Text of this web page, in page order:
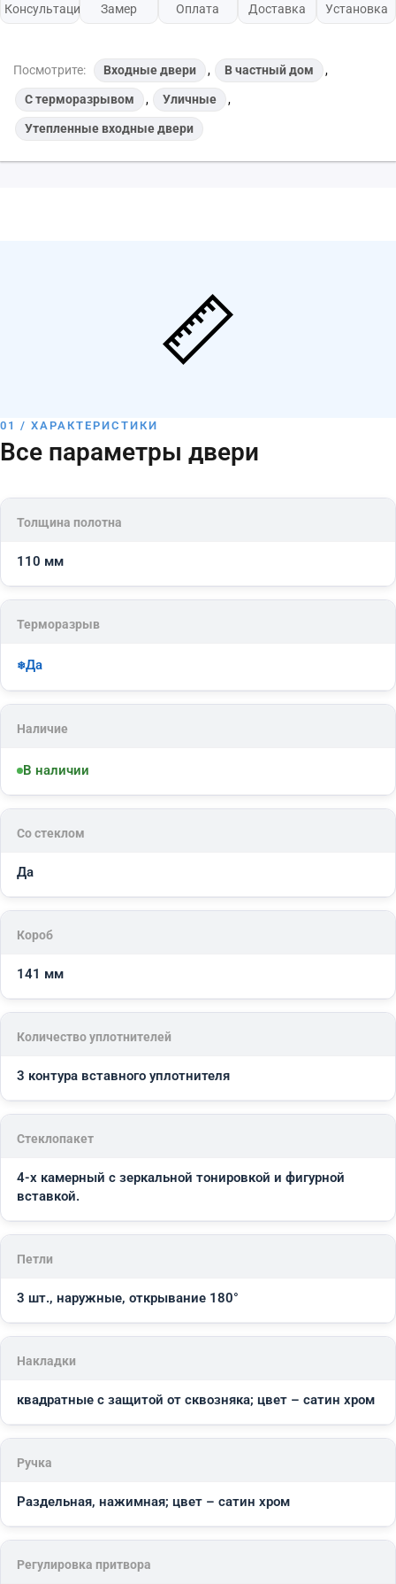
Консультация Замер Оплата Доставка Установка
Посмотрите: Входные двери , В частный дом ,
С терморазрывом , Уличные ,
Утепленные входные двери
01 / ХАРАКТЕРИСТИКИ
Все параметры двери
Толщина полотна
110 мм
Терморазрыв
Да
Наличие
В наличии
Со стеклом
Да
Короб
141 мм
Количество уплотнителей
3 контура вставного уплотнителя
Стеклопакет
4-х камерный с зеркальной тонировкой и фигурной
вставкой.
Петли
3 шт., наружные, открывание 180°
Накладки
квадратные с защитой от сквозняка; цвет – сатин хром
Ручка
Раздельная, нажимная; цвет – сатин хром
Регулировка притвора